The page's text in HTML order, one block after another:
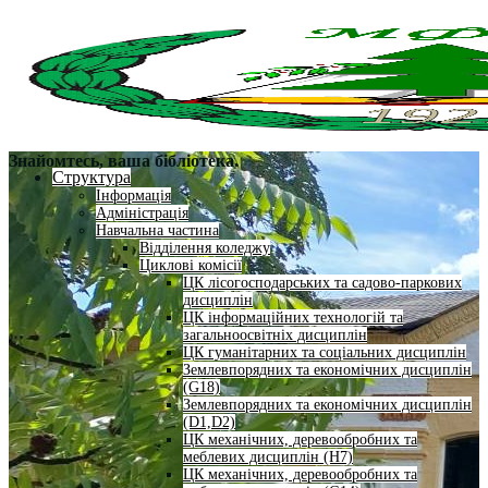
Структура
Інформація
Адміністрація
Навчальна частина
Відділення коледжу
Циклові комісії
ЦК лісогосподарських та садово-паркових
дисциплін
ЦК інформаційних технологій та
загальноосвітніх дисциплін
ЦК гуманітарних та соціальних дисциплін
Землевпорядних та економічних дисциплін
(G18)
Землевпорядних та економічних дисциплін
(D1,D2)
ЦК механічних, деревообробних та
меблевих дисциплін (H7)
ЦК механічних, деревообробних та
Знайомтесь, ваша бібліотека.